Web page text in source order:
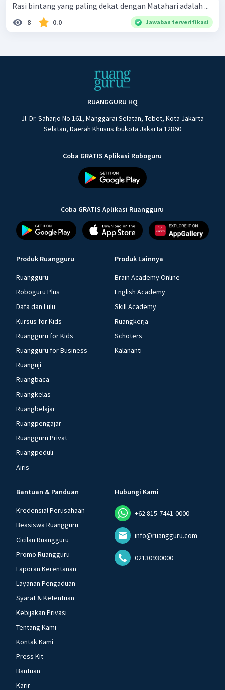
Rasi bintang yang paling dekat dengan Matahari adalah ...
8 0.0 Jawaban terverifikasi
RUANGGURU HQ
Jl. Dr. Saharjo No.161, Manggarai Selatan, Tebet, Kota Jakarta
Selatan, Daerah Khusus Ibukota Jakarta 12860
Coba GRATIS Aplikasi Roboguru
Coba GRATIS Aplikasi Ruangguru
Produk Ruangguru
Ruangguru
Roboguru Plus
Dafa dan Lulu
Kursus for Kids
Ruangguru for Kids
Ruangguru for Business
Ruanguji
Ruangbaca
Ruangkelas
Ruangbelajar
Ruangpengajar
Ruangguru Privat
Ruangpeduli
Airis
Produk Lainnya
Brain Academy Online
English Academy
Skill Academy
Ruangkerja
Schoters
Kalananti
Bantuan & Panduan
Kredensial Perusahaan
Beasiswa Ruangguru
Cicilan Ruangguru
Promo Ruangguru
Laporan Kerentanan
Layanan Pengaduan
Syarat & Ketentuan
Kebijakan Privasi
Tentang Kami
Kontak Kami
Press Kit
Bantuan
Karir
Hubungi Kami
+62 815-7441-0000
info@ruangguru.com
02130930000